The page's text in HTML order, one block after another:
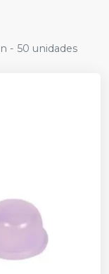
- 50 unidades